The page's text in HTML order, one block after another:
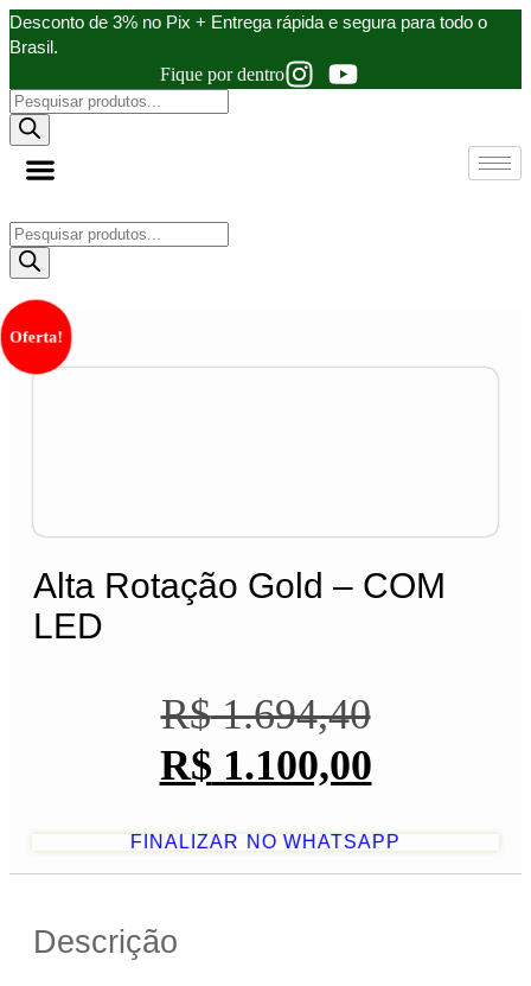
Ir
para
Desconto de 3% no Pix + Entrega rápida e segura para todo o
Brasil.
Fique por dentro
Pesquisar
produtos
Pesquisar
produtos
Oferta!
Alta Rotação Gold – COM
LED
R$1.694,40
era:
R$ 1.694,40.
R$ 1.100,00
é:
R$ 1.100,00.
FINALIZAR NO WHATSAPP
Descrição